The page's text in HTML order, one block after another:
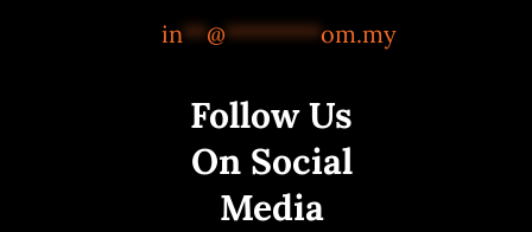
in**@********om.my
Follow Us
On Social
Media